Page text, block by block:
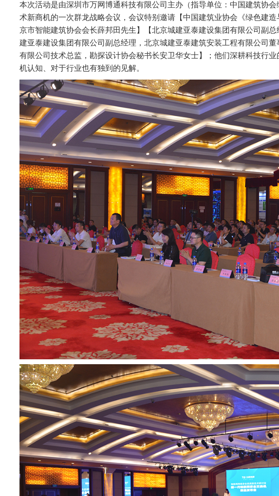
本次活动是由深圳市万网博通科技有限公司主办（指导单位：中国建筑协
术新商机的一次群龙战略会议，会议特别邀请【中国建筑业协会《绿色建
京市智能建筑协会会长薛邦田先生】【北京城建亚泰建设集团有限公司副
建亚泰建设集团有限公司副总经理，北京城建亚泰建筑安装工程有限公司
有限公司技术总监，勘探设计协会秘书长安卫华女士】；他们深耕科技行
机认知、对于行业也有独到的见解。